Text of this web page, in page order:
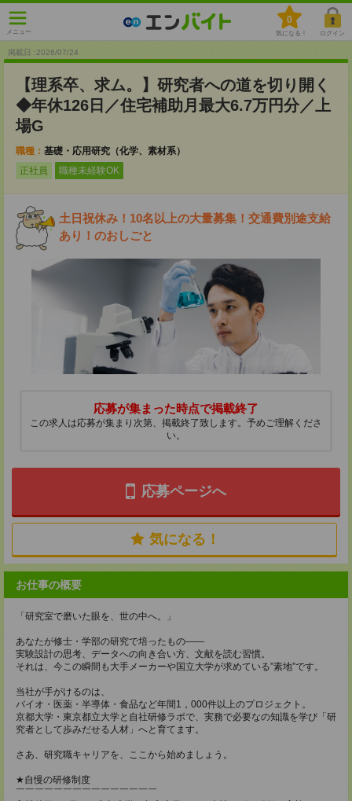
メニュー
0
気になる！ ログイン
掲載日 :2026/07/24
【理系卒、求ム。】研究者への道を切り開く
◆年休126日／住宅補助月最大6.7万円分／上
場G
職種： 基礎・応用研究（化学、素材系）
正社員
職種未経験OK
土日祝休み！10名以上の大量募集！交通費別途支給
あり！のおしごと
応募が集まった時点で掲載終了
この求人は応募が集まり次第、掲載終了致します。予めご理解くださ
い。
応募ページへ
気になる！
お仕事の概要
「研究室で磨いた眼を、世の中へ。」
あなたが修士・学部の研究で培ったもの——
実験設計の思考、データへの向き合い方、文献を読む習慣。
それは、今この瞬間も大手メーカーや国立大学が求めている”素地”です。
当社が手がけるのは、
バイオ・医薬・半導体・食品など年間1，000件以上のプロジェクト。
京都大学・東京都立大学と自社研修ラボで、実務で必要なの知識を学び「研
究者として歩みだせる人材」へと育てます。
さあ、研究職キャリアを、ここから始めましょう。
★自慢の研修制度
￣￣￣￣￣￣￣￣￣￣￣￣￣￣￣